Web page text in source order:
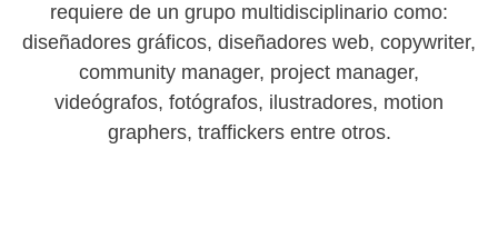
requiere de un grupo multidisciplinario como:
diseñadores gráficos, diseñadores web, copywriter,
community manager, project manager,
videógrafos, fotógrafos, ilustradores, motion
graphers, traffickers entre otros.